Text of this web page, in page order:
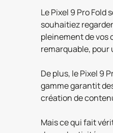
Le Pixel 9 Pro
souhaitiez
pleinement de vos
remarquable,
De plus, le Pixel 9
gamme garantit
création de
Mais ce qui fait